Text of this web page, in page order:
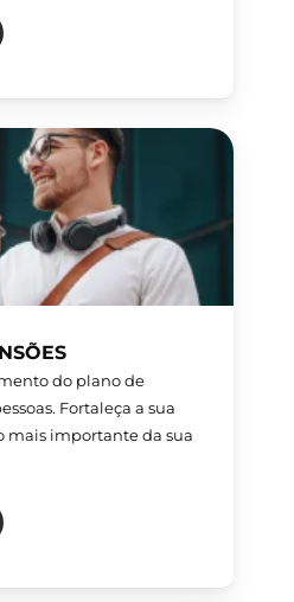
do plano de
Fortaleça a sua
mais importante da sua